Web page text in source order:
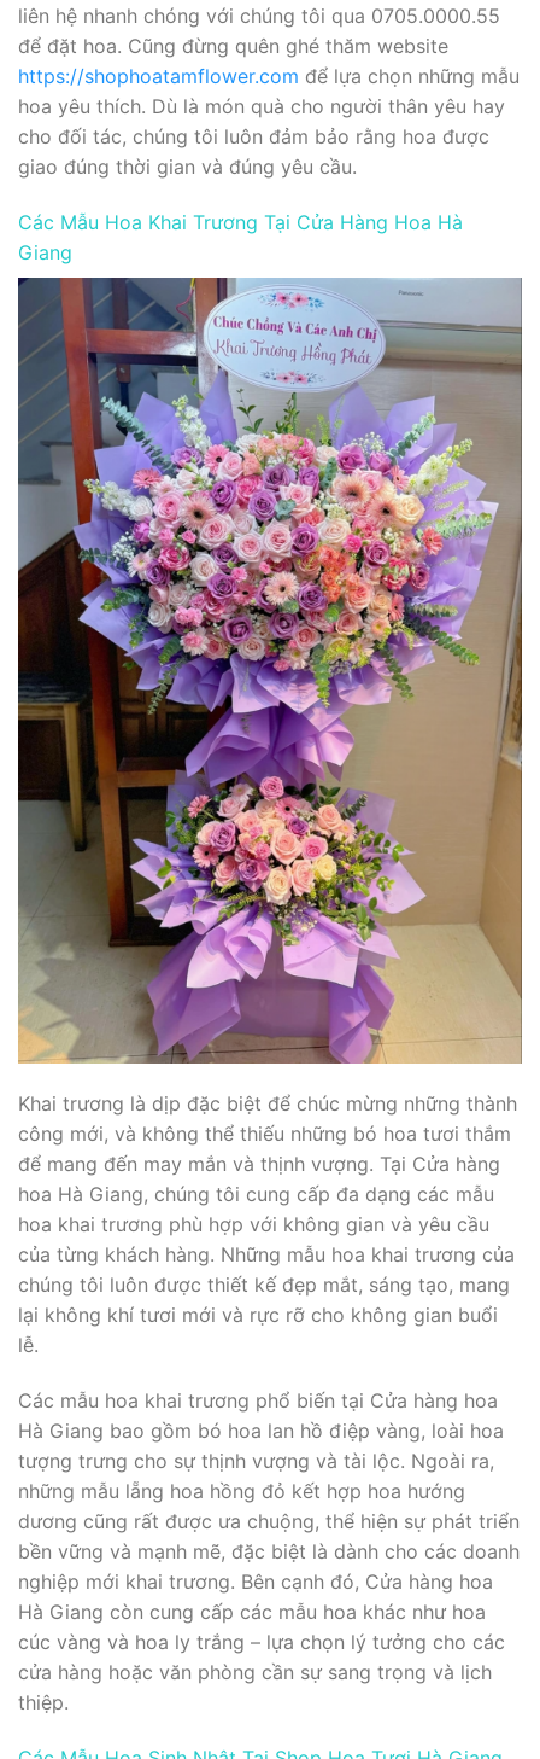
liên hệ nhanh chóng với chúng tôi qua 0705.0000.55
để đặt hoa. Cũng đừng quên ghé thăm website
https://shophoatamflower.com để lựa chọn những mẫu
hoa yêu thích. Dù là món quà cho người thân yêu hay
cho đối tác, chúng tôi luôn đảm bảo rằng hoa được
giao đúng thời gian và đúng yêu cầu.
Các Mẫu Hoa Khai Trương Tại Cửa Hàng Hoa Hà
Giang
Khai trương là dịp đặc biệt để chúc mừng những thành
công mới, và không thể thiếu những bó hoa tươi thắm
để mang đến may mắn và thịnh vượng. Tại Cửa hàng
hoa Hà Giang, chúng tôi cung cấp đa dạng các mẫu
hoa khai trương phù hợp với không gian và yêu cầu
của từng khách hàng. Những mẫu hoa khai trương của
chúng tôi luôn được thiết kế đẹp mắt, sáng tạo, mang
lại không khí tươi mới và rực rỡ cho không gian buổi
lễ.
Các mẫu hoa khai trương phổ biến tại Cửa hàng hoa
Hà Giang bao gồm bó hoa lan hồ điệp vàng, loài hoa
tượng trưng cho sự thịnh vượng và tài lộc. Ngoài ra,
những mẫu lẵng hoa hồng đỏ kết hợp hoa hướng
dương cũng rất được ưa chuộng, thể hiện sự phát triển
bền vững và mạnh mẽ, đặc biệt là dành cho các doanh
nghiệp mới khai trương. Bên cạnh đó, Cửa hàng hoa
Hà Giang còn cung cấp các mẫu hoa khác như hoa
cúc vàng và hoa ly trắng – lựa chọn lý tưởng cho các
cửa hàng hoặc văn phòng cần sự sang trọng và lịch
thiệp.